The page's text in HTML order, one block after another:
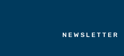
NEWSLETTER